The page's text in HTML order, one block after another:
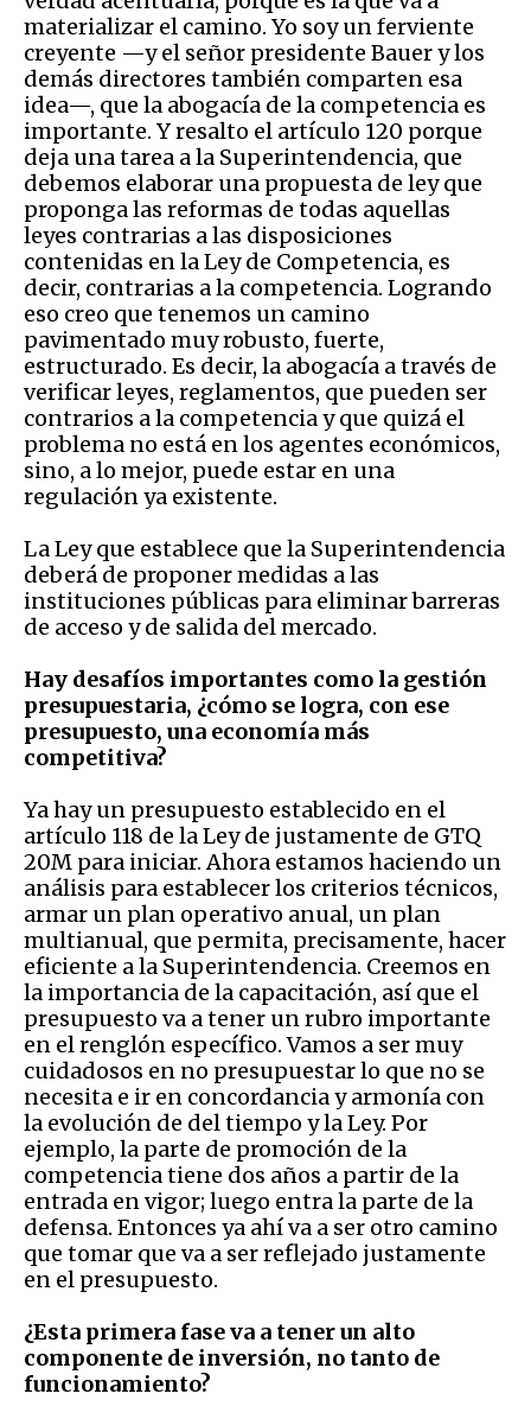
materializar el camino. Yo soy un ferviente
creyente —y el señor presidente Bauer y los
demás directores también comparten esa
idea—, que la abogacía de la competencia es
importante. Y resalto el artículo 120 porque
deja una tarea a la Superintendencia, que
debemos elaborar una propuesta de ley que
proponga las reformas de todas aquellas
leyes contrarias a las disposiciones
contenidas en la Ley de Competencia, es
decir, contrarias a la competencia. Logrando
eso creo que tenemos un camino
pavimentado muy robusto, fuerte,
estructurado. Es decir, la abogacía a través de
verificar leyes, reglamentos, que pueden ser
contrarios a la competencia y que quizá el
problema no está en los agentes económicos,
sino, a lo mejor, puede estar en una
regulación ya existente.
La Ley que establece que la Superintendencia
deberá de proponer medidas a las
instituciones públicas para eliminar barreras
de acceso y de salida del mercado.
Hay desafíos importantes como la gestión
presupuestaria, ¿cómo se logra, con ese
presupuesto, una economía más
competitiva?
Ya hay un presupuesto establecido en el
artículo 118 de la Ley de justamente de GTQ
20M para iniciar. Ahora estamos haciendo un
análisis para establecer los criterios técnicos,
armar un plan operativo anual, un plan
multianual, que permita, precisamente, hacer
eficiente a la Superintendencia. Creemos en
la importancia de la capacitación, así que el
presupuesto va a tener un rubro importante
en el renglón específico. Vamos a ser muy
cuidadosos en no presupuestar lo que no se
necesita e ir en concordancia y armonía con
la evolución de del tiempo y la Ley. Por
ejemplo, la parte de promoción de la
competencia tiene dos años a partir de la
entrada en vigor; luego entra la parte de la
defensa. Entonces ya ahí va a ser otro camino
que tomar que va a ser reflejado justamente
en el presupuesto.
¿Esta primera fase va a tener un alto
componente de inversión, no tanto de
funcionamiento?